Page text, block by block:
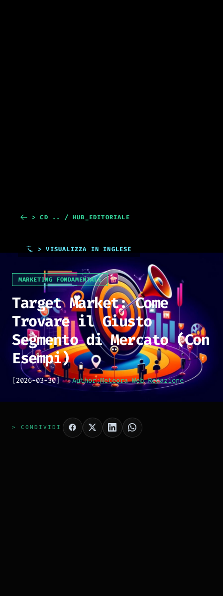
> CD .. / HUB_EDITORIALE
> VISUALIZZA IN INGLESE
MARKETING FONDAMENTALE
Target Market: Come
Trovare il Giusto
Segmento di Mercato (Con
Esempi)
[2026-03-30] Author:Meteora Web Redazione
> CONDIVIDI